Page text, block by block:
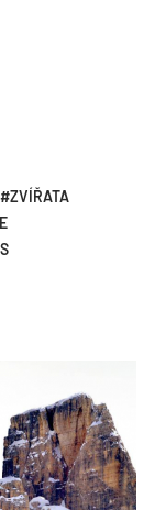
ZVÍŘATA